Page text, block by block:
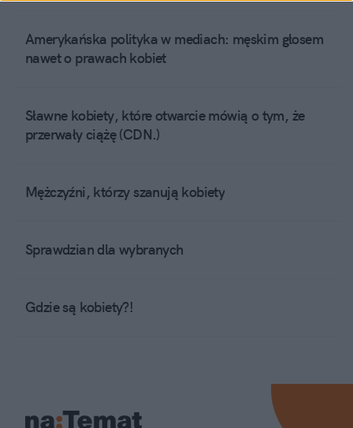
Amerykańska polityka w mediach: męskim głosem
nawet o prawach kobiet
Sławne kobiety, które otwarcie mówią o tym, że
przerwały ciążę (CDN.)
Mężczyźni, którzy szanują kobiety
Sprawdzian dla wybranych
Gdzie są kobiety?!